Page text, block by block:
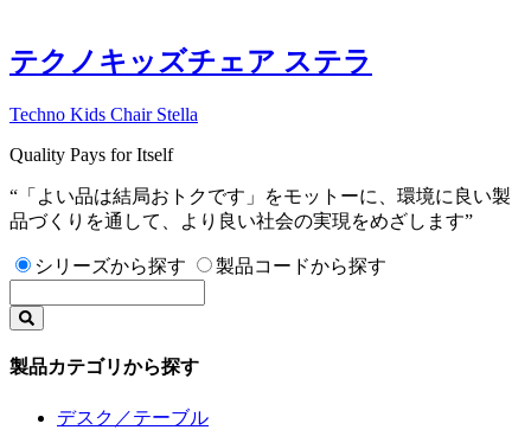
テクノキッズチェア ステラ
Techno Kids Chair Stella
Quality Pays for Itself
“「よい品は結局おトクです」をモットーに、環境に良い製
品づくりを通して、より良い社会の実現をめざします”
シリーズから探す 製品コードから探す
製品カテゴリから探す
デスク／テーブル